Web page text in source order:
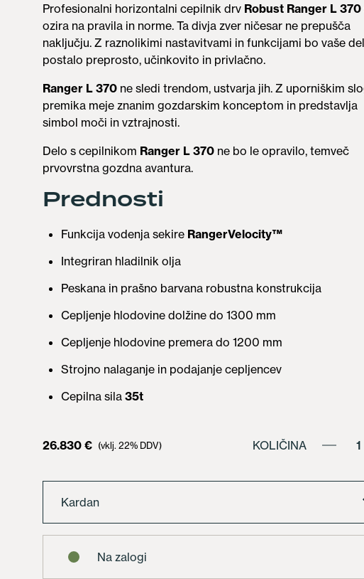
Profesionalni horizontalni cepilnik drv Robust Ranger L 370
ozira na pravila in norme. Ta divja zver ničesar ne prepušča
naključju. Z raznolikimi nastavitvami in funkcijami bo vaše
postalo preprosto, učinkovito in privlačno.
Ranger L 370 ne sledi trendom, ustvarja jih. Z uporniškim
premika meje znanim gozdarskim konceptom in predstavlja
simbol moči in vztrajnosti.
Delo s cepilnikom Ranger L 370 ne bo le opravilo, temveč
prvovrstna gozdna avantura.
Prednosti
Funkcija vodenja sekire RangerVelocity™
Integriran hladilnik olja
Peskana in prašno barvana robustna konstrukcija
Cepljenje hlodovine dolžine do 1300 mm
Cepljenje hlodovine premera do 1200 mm
Strojno nalaganje in podajanje cepljencev
Cepilna sila 35t
26.830 € (vklj. 22% DDV) KOLIČINA
Kardan
Na zalogi